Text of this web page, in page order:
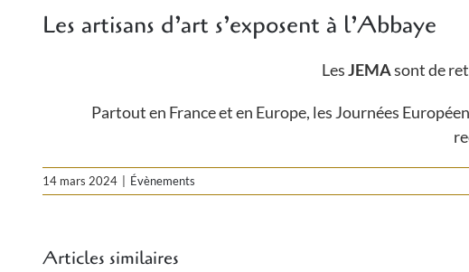
Les artisans d’art s’exposent à l’Abbaye
LesJEMAsont de
Partout en France et en Europe, les Journées
14 mars 2024 Évènements
Articles similaires